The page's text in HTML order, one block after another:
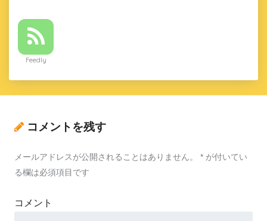
Feedly
コメントを残す
メールアドレスが公開されることはありません。 * が付いてい
る欄は必須項目です
コメント